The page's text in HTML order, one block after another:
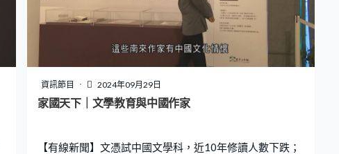
資訊節目 2024年09月29日
家國天下｜文學教育與中國作家
【有線新聞】文憑試中國文學科，近10年修讀人數下跌；